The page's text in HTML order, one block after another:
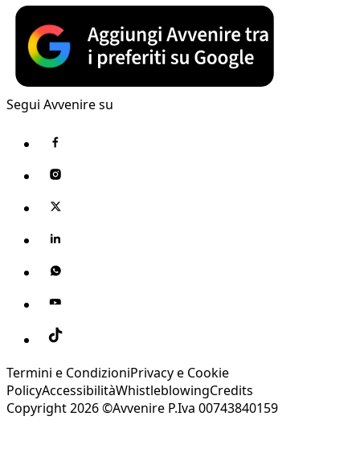
Segui Avvenire su
Termini e CondizioniPrivacy e Cookie
PolicyAccessibilitàWhistleblowingCredits
Copyright 2026 ©Avvenire P.Iva 00743840159